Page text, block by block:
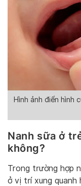
Hình ảnh điển hình
Nanh sữa ở
không?
Trong trường hợp
ở vị trí xung quanh